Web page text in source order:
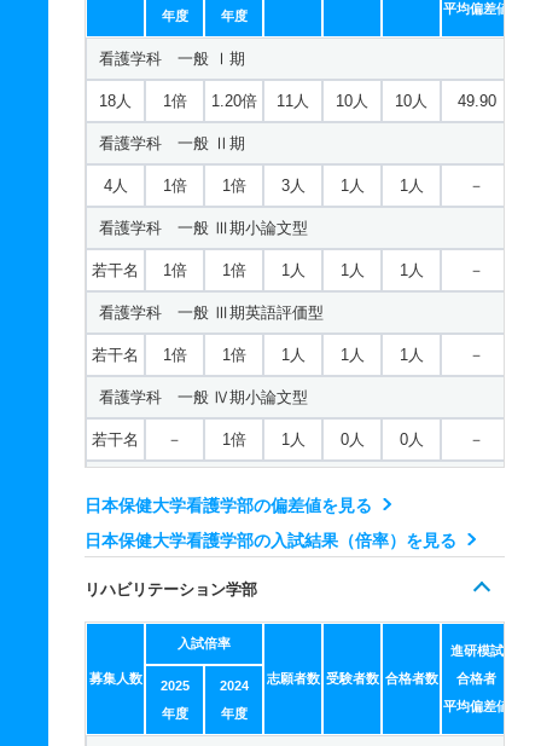
平均偏差値
年度
年度
看護学科 一般 Ⅰ期
18人 1倍 1.20倍 11人 10人 10人 49.90
看護学科 一般 Ⅱ期
4人 1倍 1倍 3人 1人 1人 －
看護学科 一般 Ⅲ期小論文型
若干名 1倍 1倍 1人 1人 1人 －
看護学科 一般 Ⅲ期英語評価型
若干名 1倍 1倍 1人 1人 1人 －
看護学科 一般 Ⅳ期小論文型
若干名 － 1倍 1人 0人 0人 －
看護学科 一般 ニ Ⅱ期
1倍 1倍
看護学科 一般 ニ Ⅲ期
日本保健大学看護学部の偏差値を見る
日本保健大学看護学部の入試結果（倍率）を見る
リハビリテーション学部
募集人数
入試倍率
志願者数 受験者数 合格者数
進研模試
合格者
平均偏差値
2025
年度
2024
年度